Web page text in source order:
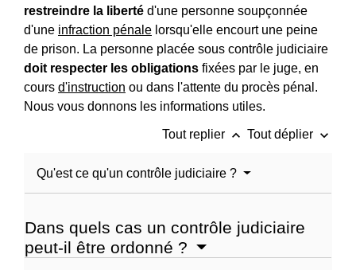
restreindre la liberté d'une personne soupçonnée
d'une infraction pénale lorsqu'elle encourt une peine
de prison. La personne placée sous contrôle judiciaire
doit respecter les obligations fixées par le juge, en
cours d'instruction ou dans l'attente du procès pénal.
Nous vous donnons les informations utiles.
Tout replier keyboard_arrow_up Tout déplier keyboard_arrow_down
Qu'est ce qu'un contrôle judiciaire ?
Dans quels cas un contrôle judiciaire
peut-il être ordonné ?